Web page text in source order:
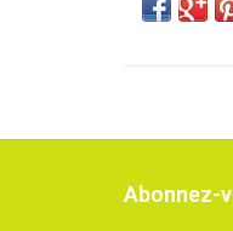
Abonnez-